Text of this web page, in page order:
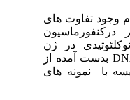
وجود تفاوت های
در ژن
بدست آمده از
2 در مقایسه با نمونه های